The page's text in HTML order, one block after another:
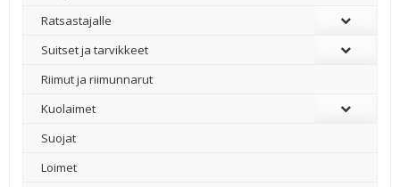
Ratsastajalle
Suitset ja tarvikkeet
Riimut ja riimunnarut
Kuolaimet
Suojat
Loimet